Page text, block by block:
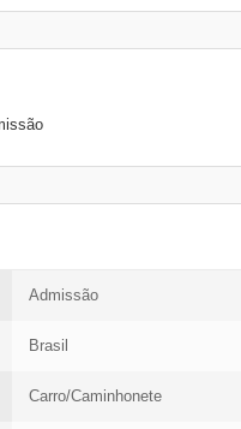
Admissão
Brasil
Carro/Caminhonete